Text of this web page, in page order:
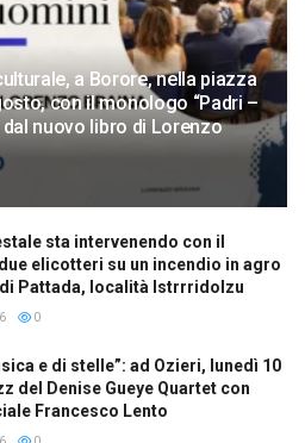
a Borore, nella piazza
con il monologo “Padri –
nuovo libro di Lorenzo
sta intervenendo con il
elicotteri su un incendio in agro
Pattada, località Istrrridolzu
0
e di stelle”: ad Ozieri, lunedì 10
del Denise Gueye Quartet con
Francesco Lento